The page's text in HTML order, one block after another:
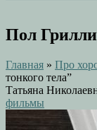
Пол Грилли
Главная » Про
тонкого тела”
Татьяна
фильмы